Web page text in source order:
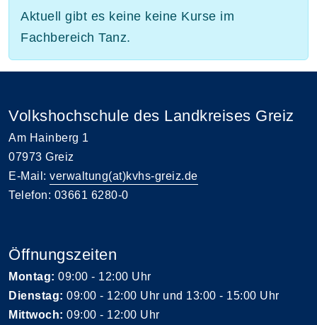
Aktuell gibt es keine keine Kurse im
Fachbereich Tanz.
Volkshochschule des Landkreises Greiz
Am Hainberg 1
07973 Greiz
E-Mail: verwaltung(at)kvhs-greiz.de
Telefon: 03661 6280-0
Öffnungszeiten
Montag: 09:00 - 12:00 Uhr
Dienstag: 09:00 - 12:00 Uhr und 13:00 - 15:00 Uhr
Mittwoch: 09:00 - 12:00 Uhr